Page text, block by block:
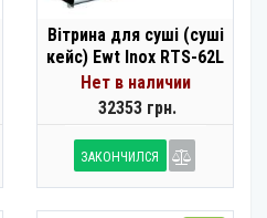
Вітрина для суші (суші
кейс) Ewt Inox RTS-62L
Нет в наличии
32353 грн.
ЗАКОНЧИЛСЯ